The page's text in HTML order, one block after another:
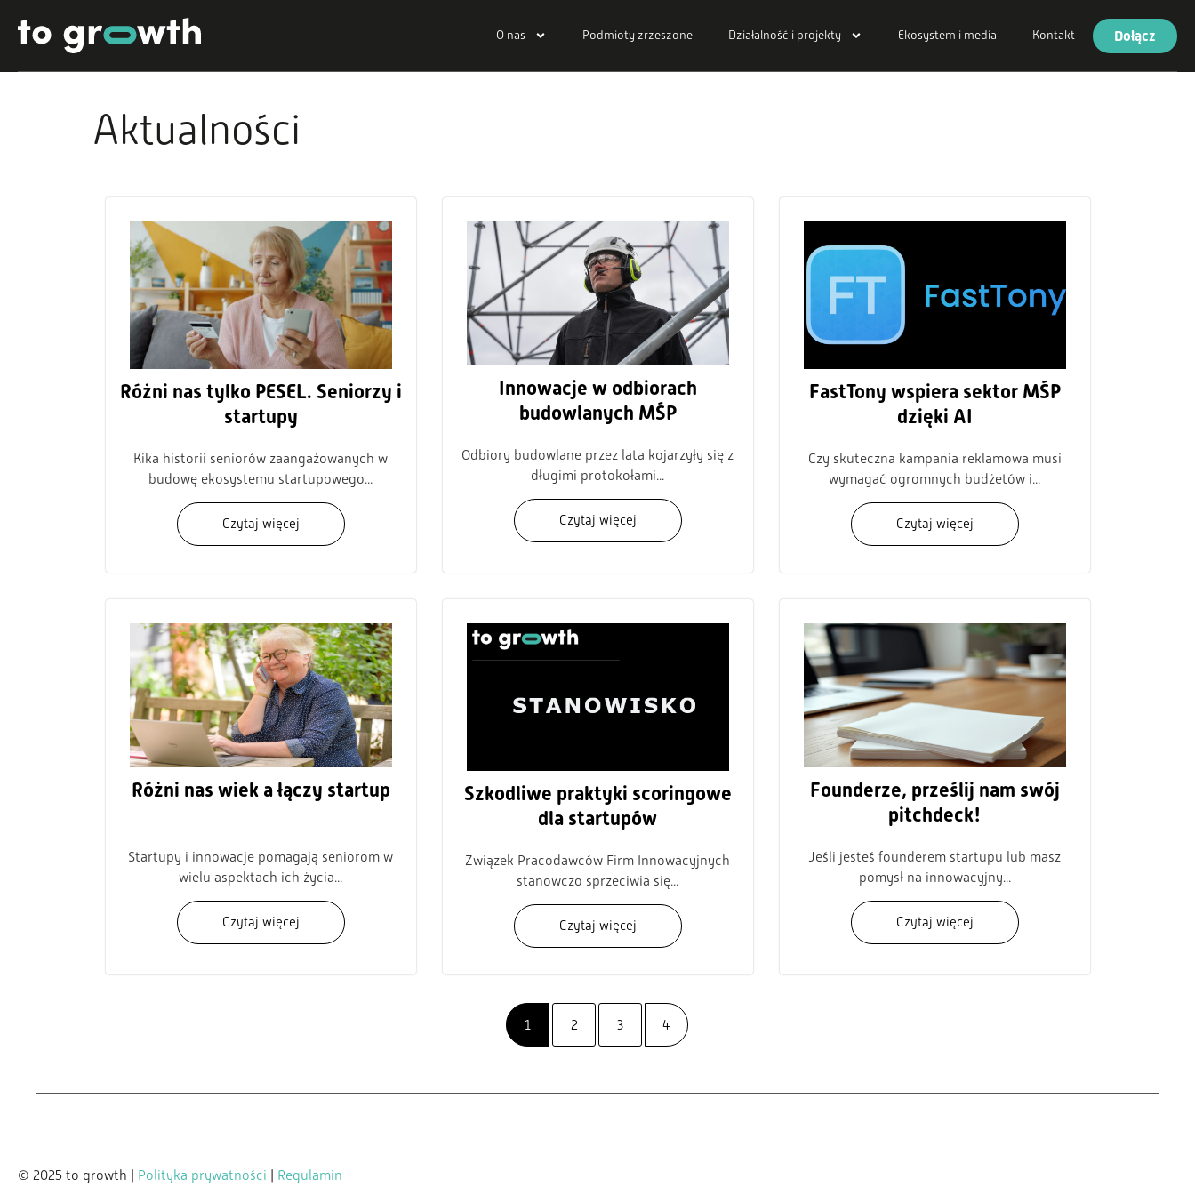
O nas Podmioty zrzeszone Działalność i projekty Ekosystem i media Kontakt Dołącz
Aktualności
Różni nas tylko PESEL. Seniorzy i
startupy
Kika historii seniorów zaangażowanych w
budowę ekosystemu startupowego...
Czytaj więcej
Innowacje w odbiorach
budowlanych MŚP
Odbiory budowlane przez lata kojarzyły się z
długimi protokołami...
Czytaj więcej
FastTony wspiera sektor MŚP
dzięki AI
Czy skuteczna kampania reklamowa musi
wymagać ogromnych budżetów i...
Czytaj więcej
Różni nas wiek a łączy startup
Startupy i innowacje pomagają seniorom w
wielu aspektach ich życia...
Czytaj więcej
Szkodliwe praktyki scoringowe
dla startupów
Związek Pracodawców Firm Innowacyjnych
stanowczo sprzeciwia się...
Czytaj więcej
Founderze, prześlij nam swój
pitchdeck!
Jeśli jesteś founderem startupu lub masz
pomysł na innowacyjny...
Czytaj więcej
1 2 3 4
© 2025 to growth | Polityka prywatności Regulamin